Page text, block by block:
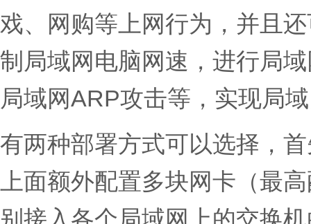
戏、网购等上网行为，并且
制局域网电脑网速，进行局
局域网ARP攻击等，实现局
有两种部署方式可以选择，
上面额外配置多块网卡（最
别接入各个局域网上的交换